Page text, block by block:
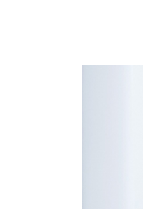
| MBC ‘
| JTBC ‘
| 서울문
| KBS